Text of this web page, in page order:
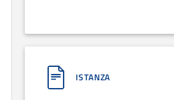
ISTANZA